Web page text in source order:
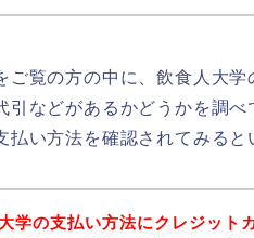
ご覧の方の中に、飲食人大
引などがあるかどうかを調
払い方法を確認されてみると
学の支払い方法にクレジット